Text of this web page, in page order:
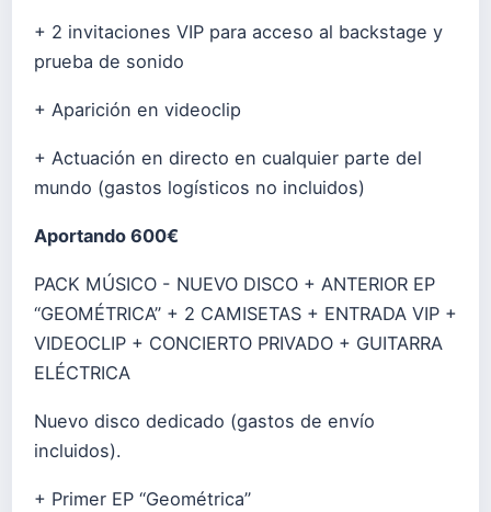
+ 2 invitaciones VIP para acceso al backstage y
prueba de sonido
+ Aparición en videoclip
+ Actuación en directo en cualquier parte del
mundo (gastos logísticos no incluidos)
Aportando 600€
PACK MÚSICO - NUEVO DISCO + ANTERIOR EP
“GEOMÉTRICA” + 2 CAMISETAS + ENTRADA VIP +
VIDEOCLIP + CONCIERTO PRIVADO + GUITARRA
ELÉCTRICA
Nuevo disco dedicado (gastos de envío
incluidos).
+ Primer EP “Geométrica”